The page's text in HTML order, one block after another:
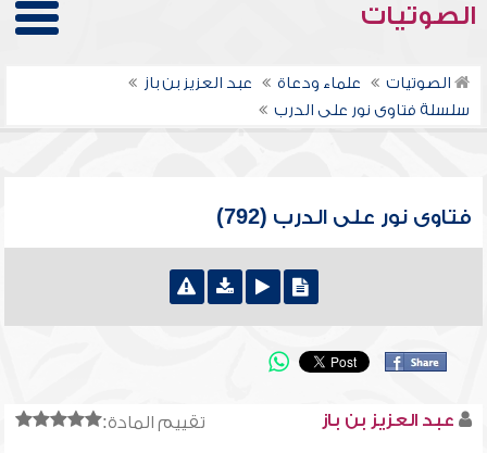
الصوتيات
الصوتيات علماء ودعاة
عبد العزيز بن باز
سلسلة فتاوى نور على الدرب
فتاوى نور على الدرب (792)
تقييم المادة: عبد العزيز بن باز